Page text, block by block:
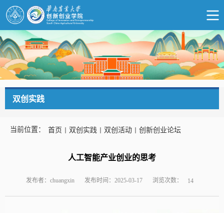
双创实践
当前位置： 首页 双创实践 双创活动 创新创业论坛
人工智能产业创业的思考
发布者：chuangxin 发布时间：2025-03-17 浏览次数： 14